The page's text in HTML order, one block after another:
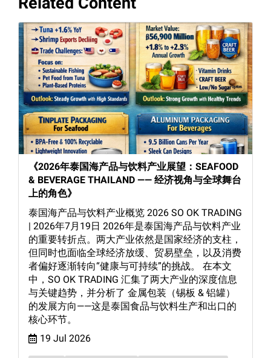
《2026年泰国海产品与饮料产业展望：SEAFOOD
& BEVERAGE THAILAND —— 经济视角与全球舞台
上的角色》
泰国海产品与饮料产业概览 2026 SO OK TRADING
| 2026年7月19日 2026年是泰国海产品与饮料产业
的重要转折点。两大产业依然是国家经济的支柱，
但同时也面临全球经济放缓、贸易壁垒，以及消费
者偏好逐渐转向“健康与可持续”的挑战。 在本文
中，SO OK TRADING 汇集了两大产业的深度信息
与关键趋势，并分析了 金属包装（锡板 & 铝罐）
的发展方向——这是泰国食品与饮料生产和出口的
核心环节。
19 Jul 2026